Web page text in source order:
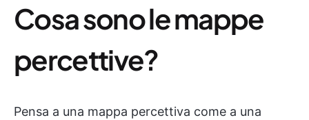
Cosa sono le mappe
percettive?
Pensa a una mappa percettiva come a una